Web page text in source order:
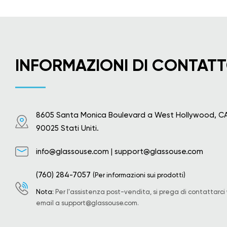
INFORMAZIONI DI
8605 Santa Monica Boulevard a West Hollywood,
90025 Stati Uniti.
info@glassouse.com | support@glassouse.com
(760) 284-7057 (Per informazioni sui prodotti)
Nota: Per l'assistenza post-vendita, si prega di contattarci
email a support@glassouse.com.